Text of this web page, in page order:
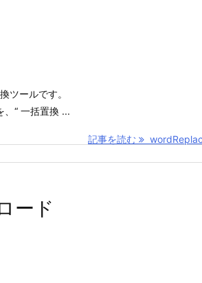
ツールです。
“ 一括置換 ...
記事を読む
ード